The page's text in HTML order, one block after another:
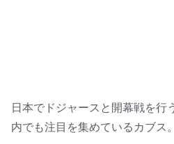
日本でドジャースと開幕戦を行
内でも注目を集めているカブス。